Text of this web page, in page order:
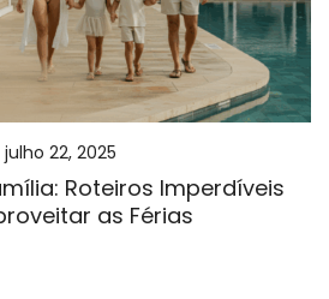
julho 22, 2025
Roteiros Imperdíveis
as Férias